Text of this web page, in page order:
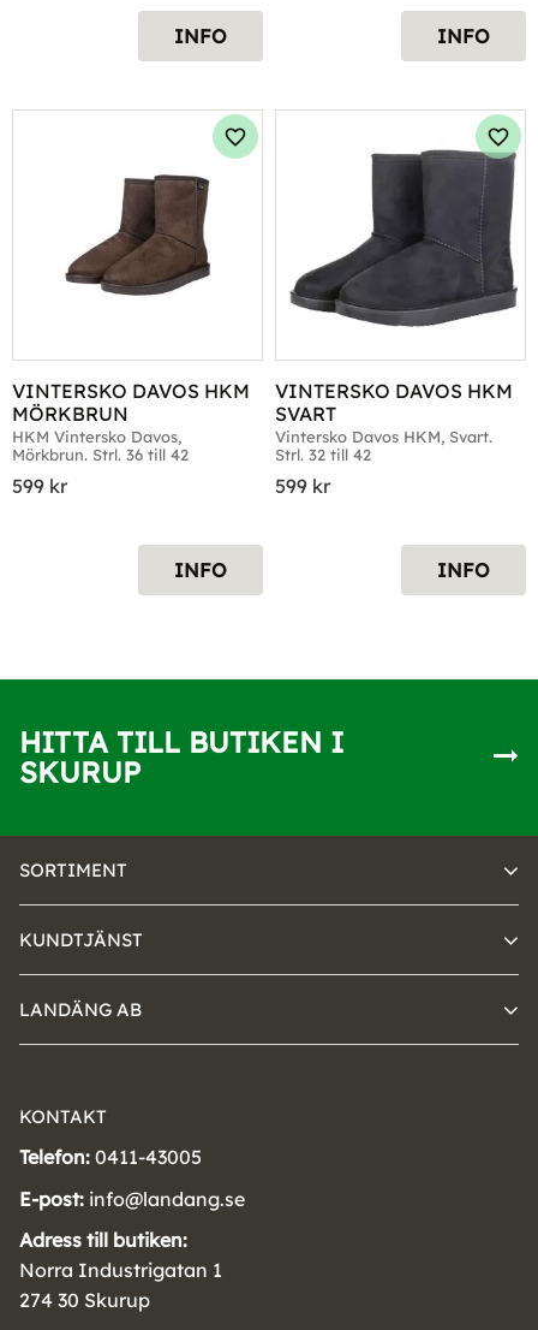
INFO INFO
VINTERSKO DAVOS HKM
MÖRKBRUN
HKM Vintersko Davos,
Mörkbrun. Strl. 36 till 42
599 kr
Lägg till i favoriter
INFO
VINTERSKO DAVOS HKM
SVART
Vintersko Davos HKM, Svart.
Strl. 32 till 42
599 kr
INFO
HITTA TILL BUTIKEN I
SKURUP
SORTIMENT
KUNDTJÄNST
LANDÄNG AB
KONTAKT
Telefon: 0411-43005
E-post: info@landang.se
Adress till butiken:
Norra Industrigatan 1
274 30 Skurup